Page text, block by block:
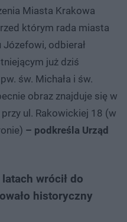
Miasta Krakowa
którym rada miasta
odbierał
już dziś
św. Michała i św.
obraz znajduje się w
ul. Rakowickiej 18 (w
– podkreśla Urząd
wrócił do
historyczny